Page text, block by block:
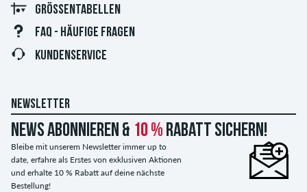
GRÖSSENTABELLEN
FAQ - HÄUFIGE FRAGEN
KUNDENSERVICE
NEWSLETTER
News abonnieren & 10 % Rabatt sichern!
Bleibe mit unserem Newsletter immer up to
date, erfahre als Erstes von exklusiven Aktionen
und erhalte 10 % Rabatt auf deine nächste
Bestellung!